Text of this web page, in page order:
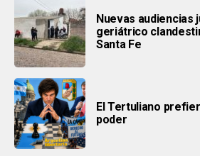
Nuevas audiencias
geriátrico
Santa Fe
El Tertuliano
poder